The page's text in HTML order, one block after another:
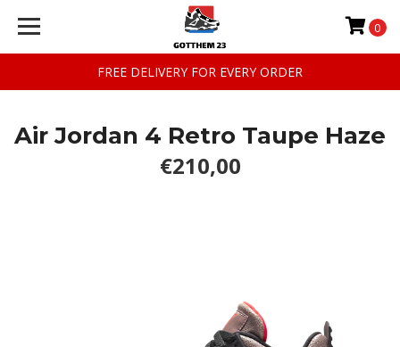
FREE DELIVERY FOR EVERY ORDER
0
Air Jordan 4 Retro Taupe Haze
€210,00